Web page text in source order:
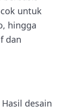
untuk
hingga
dan
desain